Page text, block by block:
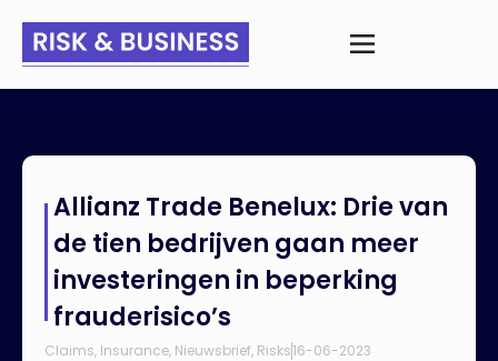
bedrijven gaan meer investeringen in beperking frauderisico’s
Allianz Trade Benelux: Drie van
de tien bedrijven gaan meer
investeringen in beperking
frauderisico’s
Claims, Insurance, Nieuwsbrief, Risks16-06-2023